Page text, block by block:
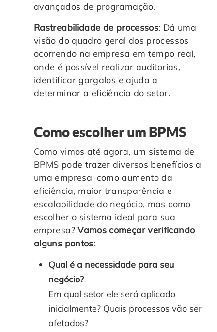
avançados de programação.
Rastreabilidade de processos: Dá uma
visão do quadro geral dos processos
ocorrendo na empresa em tempo real,
onde é possível realizar auditorias,
identificar gargalos e ajuda a
determinar a eficiência do setor.
Como escolher um BPMS
Como vimos até agora, um sistema de
BPMS pode trazer diversos benefícios a
uma empresa, como aumento da
eficiência, maior transparência e
escalabilidade do negócio, mas como
escolher o sistema ideal para sua
empresa?Vamos começar verificando
alguns pontos:
Qual é a necessidade para seu
negócio?
Em qual setor ele será aplicado
inicialmente? Quais processos vão ser
afetados?